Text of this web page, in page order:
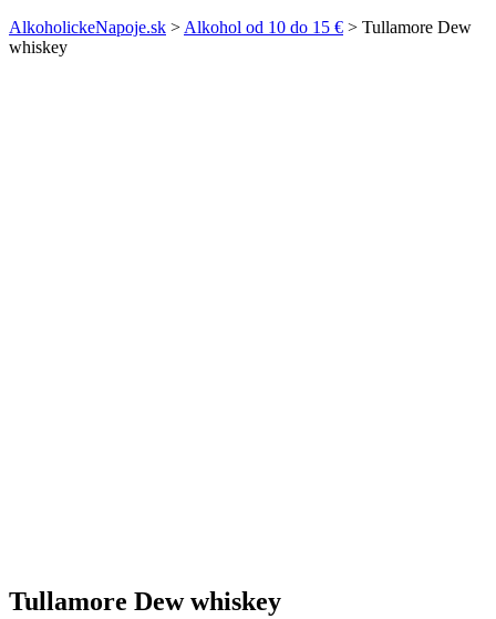
AlkoholickeNapoje.sk > Alkohol od 10 do 15 € > Tullamore Dew
whiskey
Tullamore Dew whiskey